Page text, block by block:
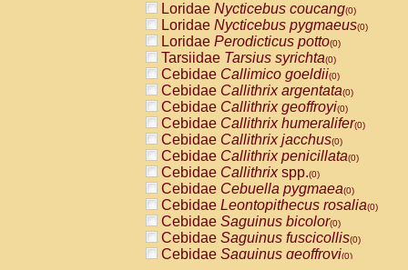
Loridae Nycticebus coucang(0)
Loridae Nycticebus pygmaeus(0)
Loridae Perodicticus potto(0)
Tarsiidae Tarsius syrichta(0)
Cebidae Callimico goeldii(0)
Cebidae Callithrix argentata(0)
Cebidae Callithrix geoffroyi(0)
Cebidae Callithrix humeralifer(0)
Cebidae Callithrix jacchus(0)
Cebidae Callithrix penicillata(0)
Cebidae Callithrixspp.(0)
Cebidae Cebuella pygmaea(0)
Cebidae Leontopithecus rosalia(0)
Cebidae Saguinus bicolor(0)
Cebidae Saguinus fuscicollis(0)
Cebidae Saguinus geoffroyi(0)